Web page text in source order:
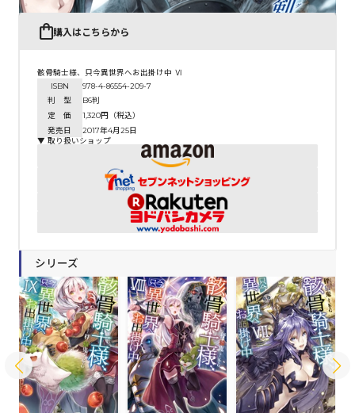
購入はこちらから
骸骨騎士様、只今異世界へお出掛け中 Ⅵ
ISBN
978-4-86554-209-7
判 型
B6判
定 価
1,320円（税込）
発売日
2017年4月25日
▼ 取り扱いショップ
シリーズ